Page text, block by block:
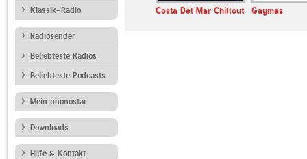
Klassik-Radio
Radiosender
Beliebteste Radios
Beliebteste Podcasts
Mein phonostar
Downloads
Hilfe & Kontakt
Bayern 1 Costa Del Mar Chillout Gaymas